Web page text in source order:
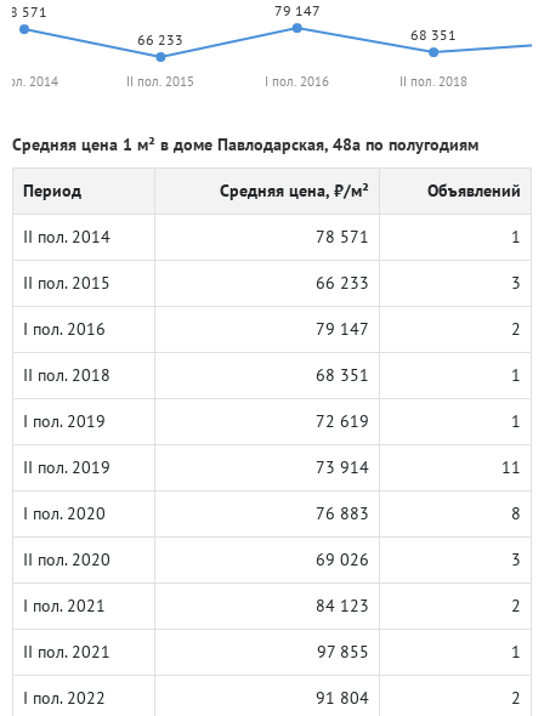
78 571
66 233
79 147
68 351
2014 II пол. 2015 I пол. 2016 II пол. 2018
Средняя цена 1 м² в доме Павлодарская, 48а по полугодиям
Период Средняя цена, ₽/м² Объявлений
II пол. 2014 78 571 1
II пол. 2015 66 233 3
I пол. 2016 79 147 2
II пол. 2018 68 351 1
I пол. 2019 72 619 1
II пол. 2019 73 914 11
I пол. 2020 76 883 8
II пол. 2020 69 026 3
I пол. 2021 84 123 2
II пол. 2021 97 855 1
I пол. 2022 91 804 2